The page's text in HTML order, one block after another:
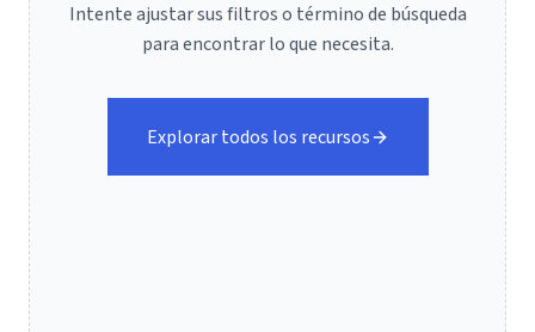
Intente ajustar sus filtros o término de búsqueda
para encontrar lo que necesita.
Explorar todos los recursos